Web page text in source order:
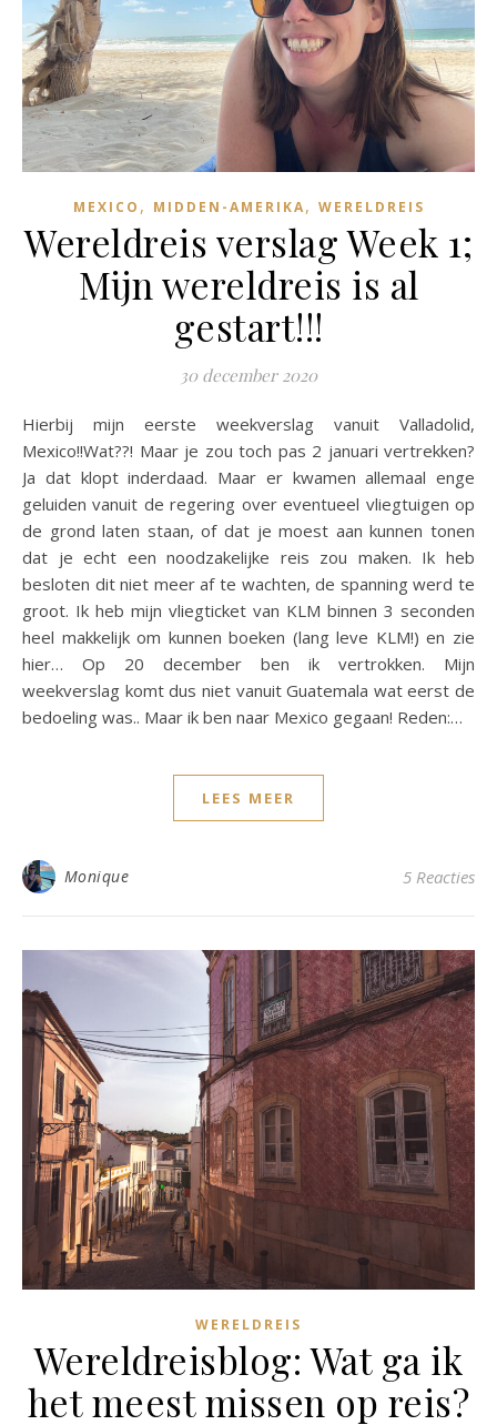
MEXICO , MIDDEN-AMERIKA, WERELDREIS
Wereldreis verslag Week 1;
Mijn wereldreis is al
gestart!!!
30 december 2020
Hierbij mijn eerste weekverslag vanuit Valladolid,
Mexico!!Wat??! Maar je zou toch pas 2 januari vertrekken?
Ja dat klopt inderdaad. Maar er kwamen allemaal enge
geluiden vanuit de regering over eventueel vliegtuigen op
de grond laten staan, of dat je moest aan kunnen tonen
dat je echt een noodzakelijke reis zou maken. Ik heb
besloten dit niet meer af te wachten, de spanning werd te
groot. Ik heb mijn vliegticket van KLM binnen 3 seconden
heel makkelijk om kunnen boeken (lang leve KLM!) en zie
hier… Op 20 december ben ik vertrokken. Mijn
weekverslag komt dus niet vanuit Guatemala wat eerst de
bedoeling was.. Maar ik ben naar Mexico gegaan! Reden:…
LEES MEER
Monique 5 Reacties
WERELDREIS
Wereldreisblog: Wat ga ik
het meest missen op reis?